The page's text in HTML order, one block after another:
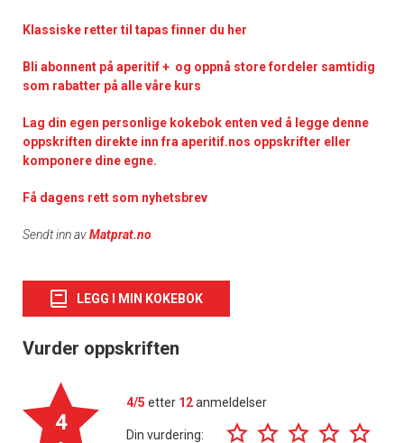
Klassiske retter til tapas finner du her
Bli abonnent på aperitif + og oppnå store fordeler samtidig
som rabatter på alle våre kurs
Lag din egen personlige kokebok enten ved å legge denne
oppskriften direkte inn fra aperitif.nos oppskrifter eller
komponere dine egne.
Få dagens rett som nyhetsbrev
Sendt inn avMatprat.no
LEGG I MIN KOKEBOK
Vurder oppskriften
4
4/5 etter 12anmeldelser
Din vurdering: